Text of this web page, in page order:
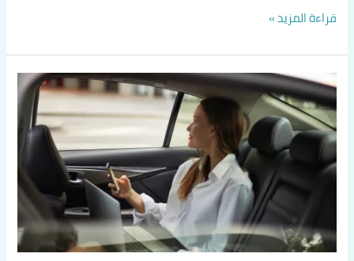
قراءة المزيد »
تاكسي
الفان
العائلي
في
الكويت
60036648